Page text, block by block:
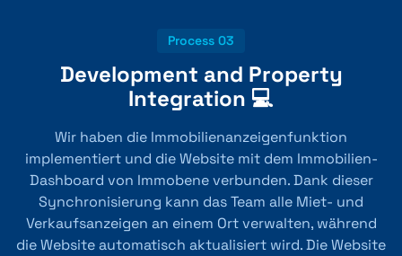
Process 03
Development and Property
Integration 💻
Wir haben die Immobilienanzeigenfunktion
implementiert und die Website mit dem Immobilien-
Dashboard von Immobene verbunden. Dank dieser
Synchronisierung kann das Team alle Miet- und
Verkaufsanzeigen an einem Ort verwalten, während
die Website automatisch aktualisiert wird. Die Website